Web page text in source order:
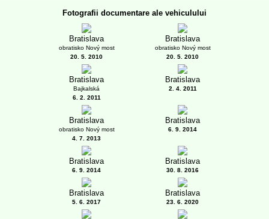
Fotografii documentare ale vehiculului
Bratislava
obratisko Nový most
20. 5. 2010
Bratislava
obratisko Nový most
20. 5. 2010
Bratislava
Bajkalská
6. 2. 2011
Bratislava
2. 4. 2011
Bratislava
obratisko Nový most
4. 7. 2013
Bratislava
6. 9. 2014
Bratislava
6. 9. 2014
Bratislava
30. 8. 2016
Bratislava
5. 6. 2017
Bratislava
23. 6. 2020